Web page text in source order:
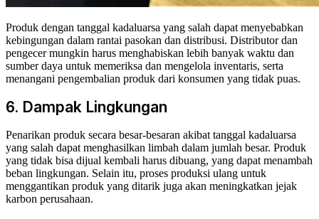
Produk dengan tanggal kadaluarsa yang salah dapat menyebabkan
kebingungan dalam rantai pasokan dan distribusi. Distributor dan
pengecer mungkin harus menghabiskan lebih banyak waktu dan
sumber daya untuk memeriksa dan mengelola inventaris, serta
menangani pengembalian produk dari konsumen yang tidak puas.
6. Dampak Lingkungan
Penarikan produk secara besar-besaran akibat tanggal kadaluarsa
yang salah dapat menghasilkan limbah dalam jumlah besar. Produk
yang tidak bisa dijual kembali harus dibuang, yang dapat menambah
beban lingkungan. Selain itu, proses produksi ulang untuk
menggantikan produk yang ditarik juga akan meningkatkan jejak
karbon perusahaan.